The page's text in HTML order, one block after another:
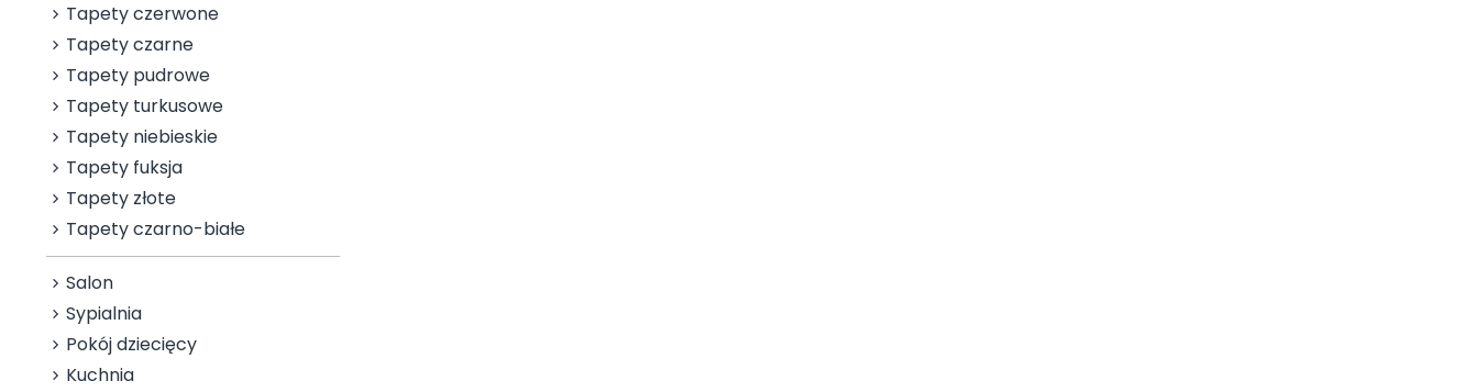
Tapety czerwone
Tapety czarne
Tapety pudrowe
Tapety turkusowe
Tapety niebieskie
Tapety fuksja
Tapety złote
Tapety czarno-białe
Salon
Sypialnia
Pokój dziecięcy
Kuchnia